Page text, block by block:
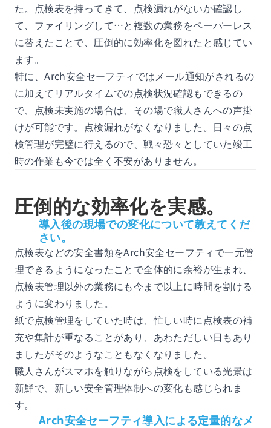
た。点検表を持ってきて、点検漏れがないか確認し
て、ファイリングして…と複数の業務をペーパーレス
に替えたことで、圧倒的に効率化を図れたと感じてい
ます。
特に、Arch安全セーフティではメール通知がされるの
に加えてリアルタイムでの点検状況確認もできるの
で、点検未実施の場合は、その場で職人さんへの声掛
けが可能です。点検漏れがなくなりました。日々の点
検管理が完璧に行えるので、戦々恐々としていた竣工
時の作業も今では全く不安がありません。
圧倒的な効率化を実感。
導入後の現場での変化について教えてくだ
さい。
点検表などの安全書類をArch安全セーフティで一元管
理できるようになったことで全体的に余裕が生まれ、
点検表管理以外の業務にも今まで以上に時間を割ける
ように変わりました。
紙で点検管理をしていた時は、忙しい時に点検表の補
充や集計が重なることがあり、あわただしい日もあり
ましたがそのようなこともなくなりました。
職人さんがスマホを触りながら点検をしている光景は
新鮮で、新しい安全管理体制への変化も感じられま
す。
Arch安全セーフティ導入による定量的なメ